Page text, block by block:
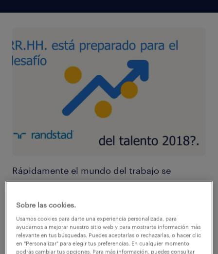
Rápidamente el mundo del trabajo se
reinventa. Establecer estrategias y prepararse
es una de las prioridades de gran parte de las
organizaciones. Para ello, los departamentos
de recursos humanos tienen un rol
fundamental: mutar de la gestión de recursos
Sobre las cookies.
Usamos cookies para darte una experiencia personalizada, para
ayudarnos a mejorar nuestro sitio web y para mostrarte información más
relevante en tus búsquedas. Puedes aceptarlas o rechazarlas, o hacer clic
en "Personalizar" para elegir tus preferencias. En cualquier momento
podrás cambiar tus opciones. Para más información, puedes consultar